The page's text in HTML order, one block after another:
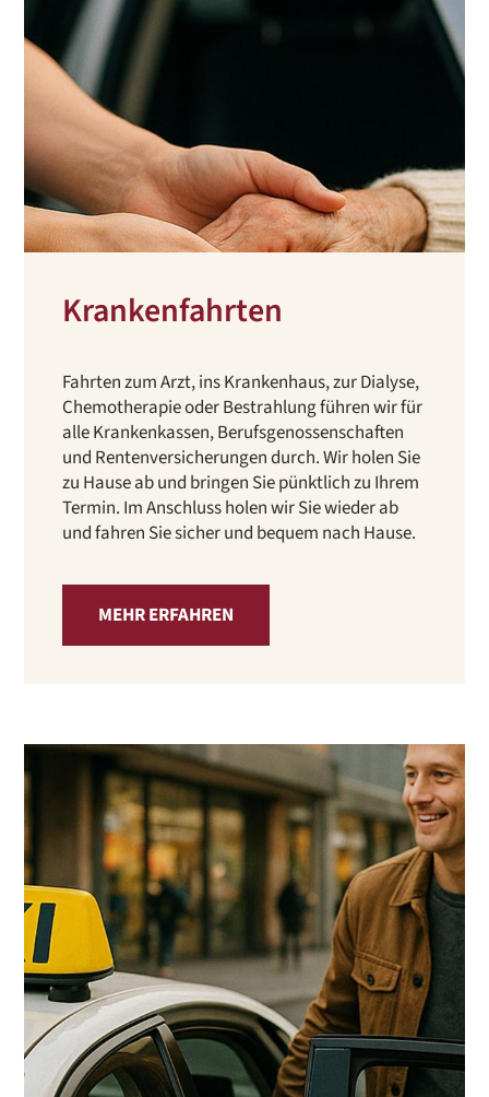
Krankenfahrten
Fahrten zum Arzt, ins Krankenhaus, zur Dialyse,
Chemotherapie oder Bestrahlung führen wir für
alle Krankenkassen, Berufsgenossenschaften
und Rentenversicherungen durch. Wir holen Sie
zu Hause ab und bringen Sie pünktlich zu Ihrem
Termin. Im Anschluss holen wir Sie wieder ab
und fahren Sie sicher und bequem nach Hause.
MEHR ERFAHREN